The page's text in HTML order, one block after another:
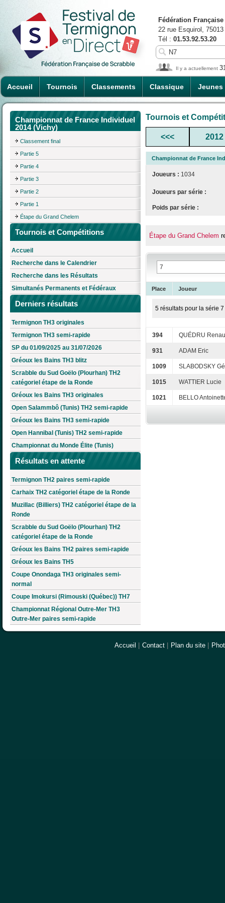
Accueil Tournois Classements Classique Jeunes
Fédération
22 rue Esquirol,
Tél : 01.53.92.53.20
Il y a actuellement
Championnat de France Individuel
2014 (Vichy)
Classement final
Partie 5
Partie 4
Partie 3
Partie 2
Partie 1
Étape du Grand Chelem
Tournois et Compétitions
Accueil
Recherche dans le Calendrier
Recherche dans les Résultats
Simultanés Permanents et Fédéraux
Derniers résultats
Termignon TH3 originales
Termignon TH3 semi-rapide
SP du 01/09/2025 au 31/07/2026
Gréoux les Bains TH3 blitz
Scrabble du Sud Goëlo (Plourhan) TH2
catégoriel étape de la Ronde
Gréoux les Bains TH3 originales
Open Salammbô (Tunis) TH2 semi-rapide
Gréoux les Bains TH3 semi-rapide
Open Hannibal (Tunis) TH2 semi-rapide
Championnat du Monde Élite (Tunis)
Résultats en attente
Termignon TH2 paires semi-rapide
Carhaix TH2 catégoriel étape de la Ronde
Muzillac (Billiers) TH2 catégoriel étape de la
Ronde
Scrabble du Sud Goëlo (Plourhan) TH2
catégoriel étape de la Ronde
Gréoux les Bains TH2 paires semi-rapide
Gréoux les Bains TH5
Coupe Onondaga TH3 originales semi-
normal
Coupe Imokursi (Rimouski (Québec)) TH7
Championnat Régional Outre-Mer TH3
Outre-Mer paires semi-rapide
Tournois et
<<< 2012
Championnat de France
Joueurs : 1034
Joueurs par série :
Poids par série :
Étape du Grand Chelem
Place Joueur
5 résultats pour la série 7
394 QUÉDRU
931 ADAM Eric
1009 SLABODSKY
1015 WATTIER Lucie
1021 BELLO
Accueil Contact Plan du site